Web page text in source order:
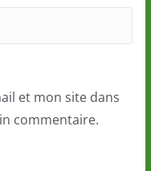
et mon site dans
commentaire.